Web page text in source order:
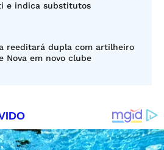
e indica substitutos
reeditará dupla com artilheiro
Nova em novo clube